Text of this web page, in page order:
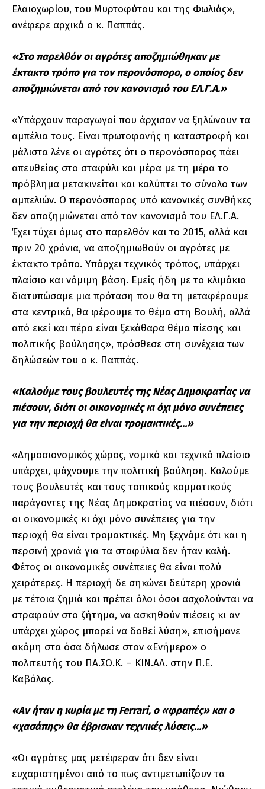
Ελαιοχωρίου, του Μυρτοφύτου και της Φωλιάς»,
ανέφερε αρχικά ο κ. Παππάς.
«Στο παρελθόν οι αγρότες αποζημιώθηκαν με
έκτακτο τρόπο για τον περονόσπορο, ο οποίος δεν
αποζημιώνεται από τον κανονισμό του ΕΛ.Γ.Α.»
«Υπάρχουν παραγωγοί που άρχισαν να ξηλώνουν τα
αμπέλια τους. Είναι πρωτοφανής η καταστροφή και
μάλιστα λένε οι αγρότες ότι ο περονόσπορος πάει
απευθείας στο σταφύλι και μέρα με τη μέρα το
πρόβλημα μετακινείται και καλύπτει το σύνολο των
αμπελιών. Ο περονόσπορος υπό κανονικές συνθήκες
δεν αποζημιώνεται από τον κανονισμό του ΕΛ.Γ.Α.
Έχει τύχει όμως στο παρελθόν και το 2015, αλλά και
πριν 20 χρόνια, να αποζημιωθούν οι αγρότες με
έκτακτο τρόπο. Υπάρχει τεχνικός τρόπος, υπάρχει
πλαίσιο και νόμιμη βάση. Εμείς ήδη με το κλιμάκιο
διατυπώσαμε μια πρόταση που θα τη μεταφέρουμε
στα κεντρικά, θα φέρουμε το θέμα στη Βουλή, αλλά
από εκεί και πέρα είναι ξεκάθαρα θέμα πίεσης και
πολιτικής βούλησης», πρόσθεσε στη συνέχεια των
δηλώσεών του ο κ. Παππάς.
«Καλούμε τους βουλευτές της Νέας Δημοκρατίας να
πιέσουν, διότι οι οικονομικές κι όχι μόνο συνέπειες
για την περιοχή θα είναι τρομακτικές…»
«Δημοσιονομικός χώρος, νομικό και τεχνικό πλαίσιο
υπάρχει, ψάχνουμε την πολιτική βούληση. Καλούμε
τους βουλευτές και τους τοπικούς κομματικούς
παράγοντες της Νέας Δημοκρατίας να πιέσουν, διότι
οι οικονομικές κι όχι μόνο συνέπειες για την
περιοχή θα είναι τρομακτικές. Μη ξεχνάμε ότι και η
περσινή χρονιά για τα σταφύλια δεν ήταν καλή.
Φέτος οι οικονομικές συνέπειες θα είναι πολύ
χειρότερες. Η περιοχή δε σηκώνει δεύτερη χρονιά
με τέτοια ζημιά και πρέπει όλοι όσοι ασχολούνται να
στραφούν στο ζήτημα, να ασκηθούν πιέσεις κι αν
υπάρχει χώρος μπορεί να δοθεί λύση», επισήμανε
ακόμη στα όσα δήλωσε στον «Ενήμερο» ο
πολιτευτής του ΠΑ.ΣΟ.Κ. – ΚΙΝ.ΑΛ. στην Π.Ε.
Καβάλας.
«Αν ήταν η κυρία με τη Ferrari, o «φραπές» και ο
«χασάπης» θα έβρισκαν τεχνικές λύσεις…»
«Οι αγρότες μας μετέφεραν ότι δεν είναι
ευχαριστημένοι από το πως αντιμετωπίζουν τα